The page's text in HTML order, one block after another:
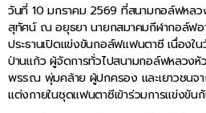
วันที่ 10 มกราคม 2569 ที่สนามกอล์ฟหลว
สุทัศน์ ณ อยุธยา นายกสมาคมกีฬากอล์ฟอ
ประธานเปิดแข่งขันกอล์ฟแฟนตาซี เนื่องใ
ป่านแก้ว ผู้จัดการทั่วไปสนามกอล์ฟหลวงหั
พรรณ พุ่มคล้าย ผู้ปกครอง และเยาวชนจ
แต่งกายในชุดแฟนตาซีเข้าร่วมการแข่งขัน